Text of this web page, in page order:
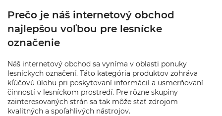
Prečo je náš internetový obchod
najlepšou voľbou pre lesnícke
označenie
Náš internetový obchod sa vyníma v oblasti ponuky
lesníckych označení. Táto kategória produktov zohráva
kľúčovú úlohu pri poskytovaní informácií a usmerňovaní
činností v lesníckom prostredí. Pre rôzne skupiny
zainteresovaných strán sa tak môže stať zdrojom
kvalitných a spoľahlivých nástrojov.